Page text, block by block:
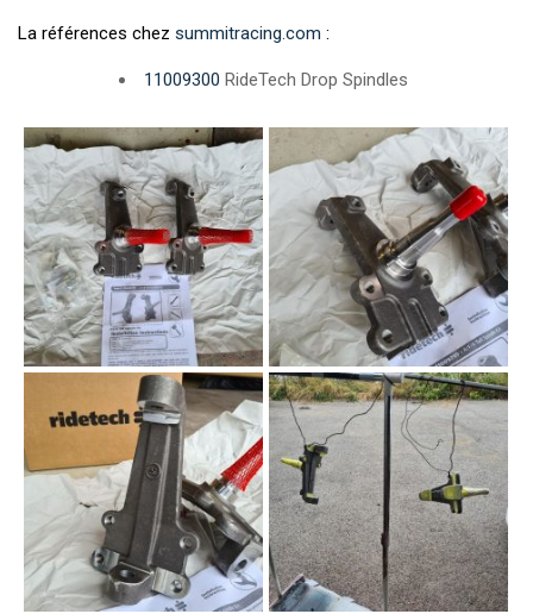
La références chez summitracing.com :
11009300 RideTech Drop Spindles